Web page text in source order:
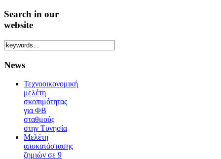
Search in our
website
News
Τεχνοοικονομική
μελέτη
σκοπιμότητας
για ΦΒ
σταθμούς
στην Τυνησία
Μελέτη
αποκατάστασης
ζημιών σε 9